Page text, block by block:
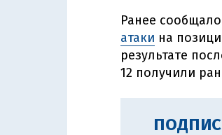
Ранее
атаки на
результате
12 получили